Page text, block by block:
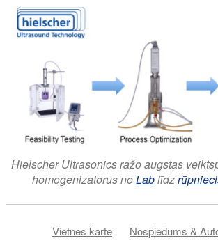
Hielscher Ultrasonics ražo augstas
homogenizatorus noLablīdz
Vietnes karte
Nospiedums &